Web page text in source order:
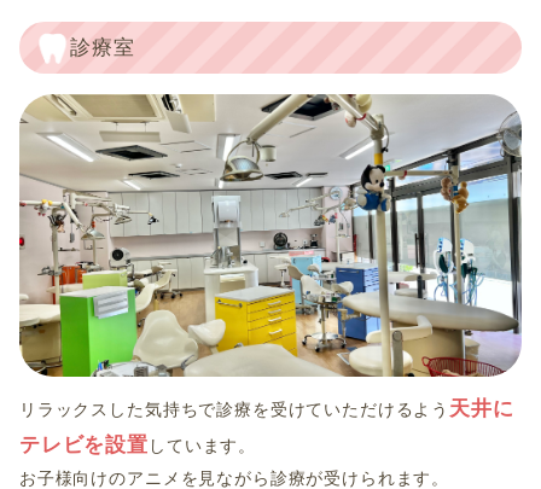
診療室
リラックスした気持ちで診療を受けていただけるよう 天井に
テレビを設置 しています。
お子様向けのアニメを見ながら診療が受けられます。